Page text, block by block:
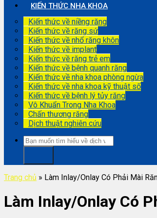
KIẾN THỨC NHA KHOA
Kiến thức về niềng răng
Kiến thức về răng sứ
Kiến thức về nhổ răng khôn
Kiến thức về implant
Kiến thức về răng trẻ em
Kiến thức về bệnh quanh răng
Kiến thức về nha khoa phòng ngừa
Kiến thức về nha khoa kỹ thuật số
Kiến thức về bệnh lý tủy răng
Vô Khuẩn Trong Nha Khoa
Chấn thương răng
Dịch thuật nghiên cứu
Trang chủ » Làm Inlay/Onlay Có Phải Mài
Làm Inlay/Onlay Có